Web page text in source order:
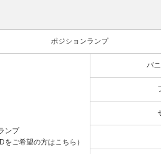
ポジションランプ
ンプ
をご希望の方はこちら）
バニ
フ
セ